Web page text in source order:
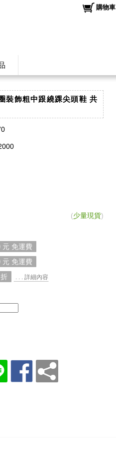
購物車
裝飾粗中跟繞踝尖頭鞋 共
(少量現貨)
元 免運費
元 免運費
. . . 詳細內容